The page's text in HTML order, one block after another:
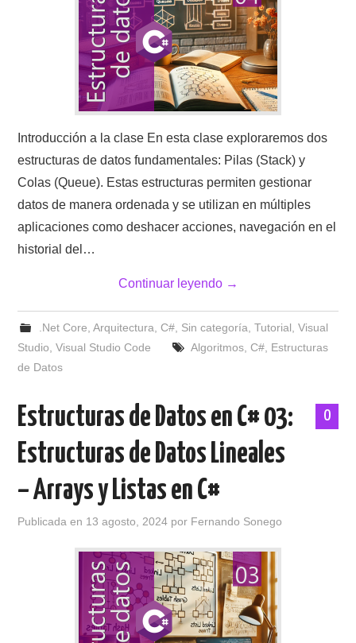
Introducción a la clase En esta clase exploraremos dos
estructuras de datos fundamentales: Pilas (Stack) y
Colas (Queue). Estas estructuras permiten gestionar
datos de manera ordenada y se utilizan en múltiples
aplicaciones como deshacer acciones, navegación en el
historial del…
Continuar leyendo →
.Net Core, Arquitectura, C#, Sin categoría, Tutorial, Visual
Studio,Visual Studio Code Algoritmos, C#, Estructuras
de Datos
0
Estructuras de Datos en C# 03:
Estructuras de Datos Lineales
– Arrays y Listas en C#
Publicada en 13 agosto, 2024 por Fernando Sonego